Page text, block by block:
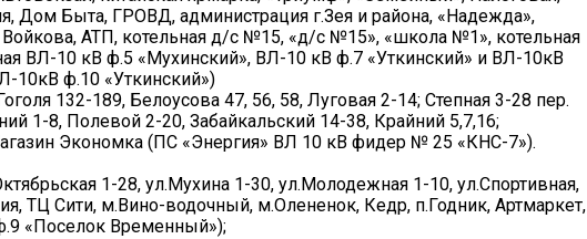
Дом Быта, ГРОВД, администрация г.Зея и района, «Надежда»,
АТП, котельная д/с №15, «д/с №15», «школа №1», котельная
ВЛ-10 кВ ф.5 «Мухинский», ВЛ-10 кВ ф.7 «Уткинский» и ВЛ-10кВ
10кВ ф.10 «Уткинский»)
132-189, Белоусова 47, 56, 58, Луговая 2-14; Степная 3-28 пер.
1-8, Полевой 2-20, Забайкальский 14-38, Крайний 5,7,16;
Экономка (ПС «Энергия» ВЛ 10 кВ фидер № 25 «КНС-7»).
1-28, ул.Мухина 1-30, ул.Молодежная 1-10, ул.Спортивная,
ТЦ Сити, м.Вино-водочный, м.Олененок, Кедр, п.Годник, Артмаркет,
«Поселок Временный»);